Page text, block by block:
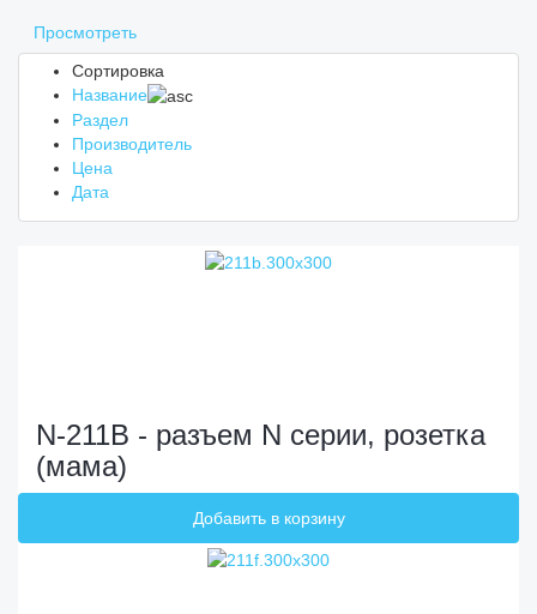
Просмотреть
Сортировка
Название
Раздел
Производитель
Цена
Дата
N-211B - разъем N серии, розетка
(мама)